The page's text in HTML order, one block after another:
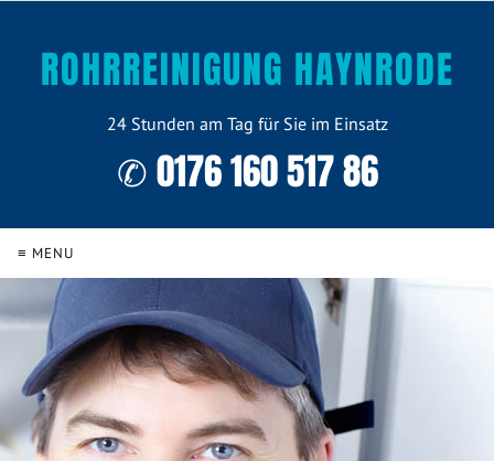
ROHRREINIGUNG HAYNRODE
24 Stunden am Tag für Sie im Einsatz
✆ 0176 160 517 86
≡ MENU